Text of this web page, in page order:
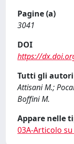
Pagine (a)
3041
DOI
https://
Tutti gli autori
Attisani M.;
Boffini M.
Appare nelle
03A-Articolo su